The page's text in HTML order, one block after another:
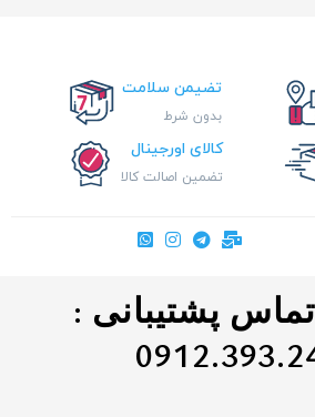
تضیمن سلامت
بدون شرط
کالای اورجینال
تضمین اصالت کالا
پشتیبانی :